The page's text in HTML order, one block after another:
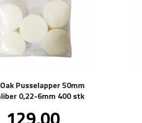
Pusselapper 50mm
0,22-6mm 400 stk